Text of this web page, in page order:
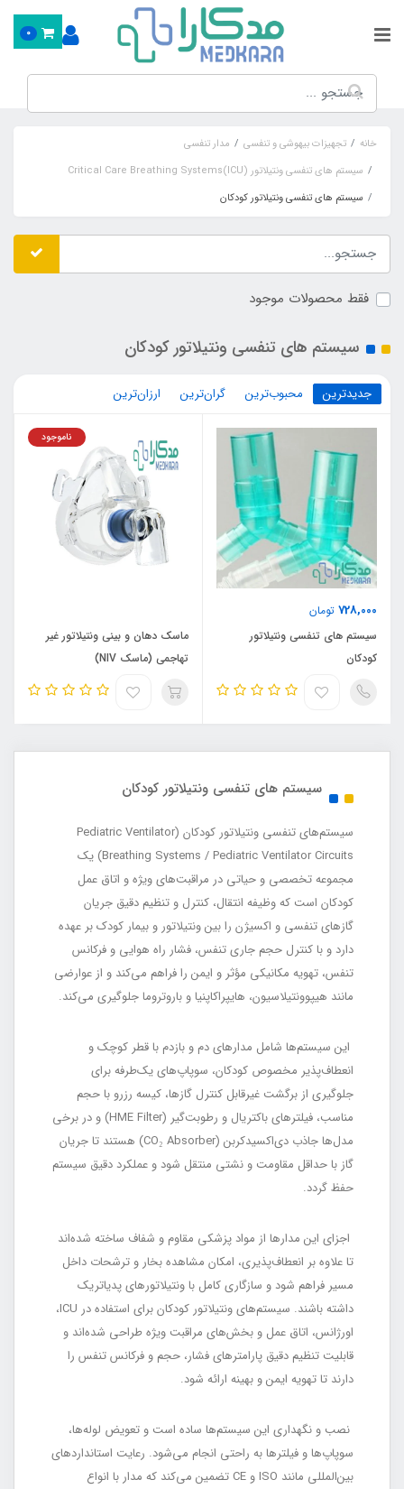
0
خانه تجهیزات بیهوشی و تنفسی
مدار تنفسی
سیستم های تنفسی ونتیلاتور (Critical Care Breathing Systems(ICU
سیستم های تنفسی ونتیلاتور کودکان
فقط محصولات موجود
سیستم های تنفسی ونتیلاتور کودکان
جدیدترین محبوب‌ترین گران‌ترین ارزان‌ترین
728,000 تومان
سیستم های تنفسی ونتیلاتور
کودکان
ناموجود
ماسک دهان و بینی ونتیلاتور غیر
تهاجمی (ماسک NIV)
سیستم های تنفسی ونتیلاتور کودکان
سیستم‌های تنفسی ونتیلاتور کودکان (Pediatric Ventilator
Breathing Systems / Pediatric Ventilator Circuits) یک
مجموعه تخصصی و حیاتی در مراقبت‌های ویژه و اتاق عمل
کودکان است که وظیفه انتقال، کنترل و تنظیم دقیق جریان
گازهای تنفسی و اکسیژن را بین ونتیلاتور و بیمار کودک بر عهده
دارد و با کنترل حجم جاری تنفس، فشار راه هوایی و فرکانس
تنفس، تهویه مکانیکی مؤثر و ایمن را فراهم می‌کند و از عوارضی
مانند هیپوونتیلاسیون، هایپراکاپنیا و باروتروما جلوگیری می‌کند.
این سیستم‌ها شامل مدارهای دم و بازدم با قطر کوچک و
انعطاف‌پذیر مخصوص کودکان، سوپاپ‌های یک‌طرفه برای
جلوگیری از برگشت غیرقابل کنترل گازها، کیسه رزرو با حجم
مناسب، فیلترهای باکتریال و رطوبت‌گیر (HME Filter) و در برخی
مدل‌ها جاذب دی‌اکسیدکربن (CO₂ Absorber) هستند تا جریان
گاز با حداقل مقاومت و نشتی منتقل شود و عملکرد دقیق سیستم
حفظ گردد.
اجزای این مدارها از مواد پزشکی مقاوم و شفاف ساخته شده‌اند
تا علاوه بر انعطاف‌پذیری، امکان مشاهده بخار و ترشحات داخل
مسیر فراهم شود و سازگاری کامل با ونتیلاتورهای پدیاتریک
داشته باشند. سیستم‌های ونتیلاتور کودکان برای استفاده در ICU،
اورژانس، اتاق عمل و بخش‌های مراقبت ویژه طراحی شده‌اند و
قابلیت تنظیم دقیق پارامترهای فشار، حجم و فرکانس تنفس را
دارند تا تهویه ایمن و بهینه ارائه شود.
نصب و نگهداری این سیستم‌ها ساده است و تعویض لوله‌ها،
سوپاپ‌ها و فیلترها به راحتی انجام می‌شود. رعایت استانداردهای
بین‌المللی مانند ISO و CE تضمین می‌کند که مدار با انواع